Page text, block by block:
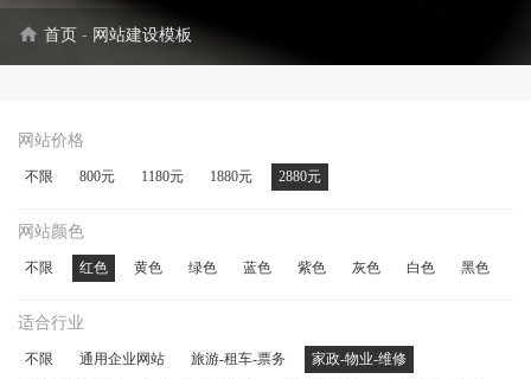
home 首页 - 网站建设模板
网站价格
不限 800元 1180元 1880元 2880元
网站颜色
不限 红色 黄色 绿色 蓝色 紫色 灰色 白色 黑色
适合行业
不限 通用企业网站 旅游-租车-票务
家政-物业-维修